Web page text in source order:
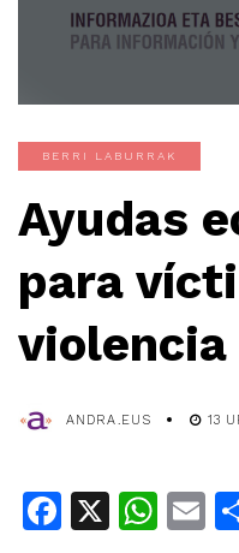
BERRI LABURRAK
Ayudas
para
ANDRA.EUS 13
Facebook
X